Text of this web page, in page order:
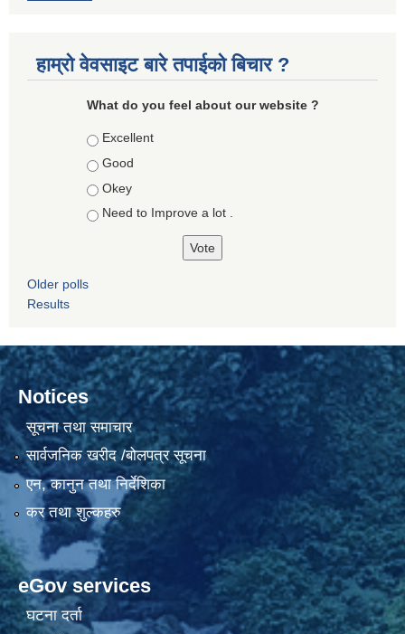
हाम्रो वेवसाइट बारे तपाईको बिचार ?
What do you feel about our website ?
Choices
Excellent
Good
Okey
Need to Improve a lot .
Older polls
Results
Notices
सूचना तथा समाचार
सार्वजनिक खरीद /बोलपत्र सूचना
एन, कानुन तथा निर्देशिका
कर तथा शुल्कहरु
eGov services
घटना दर्ता